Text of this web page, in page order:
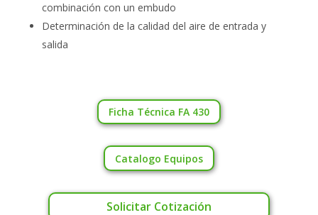
combinación con un embudo
Determinación de la calidad del aire de entrada y
salida
Ficha Técnica FA 430
Catalogo Equipos
Solicitar Cotización